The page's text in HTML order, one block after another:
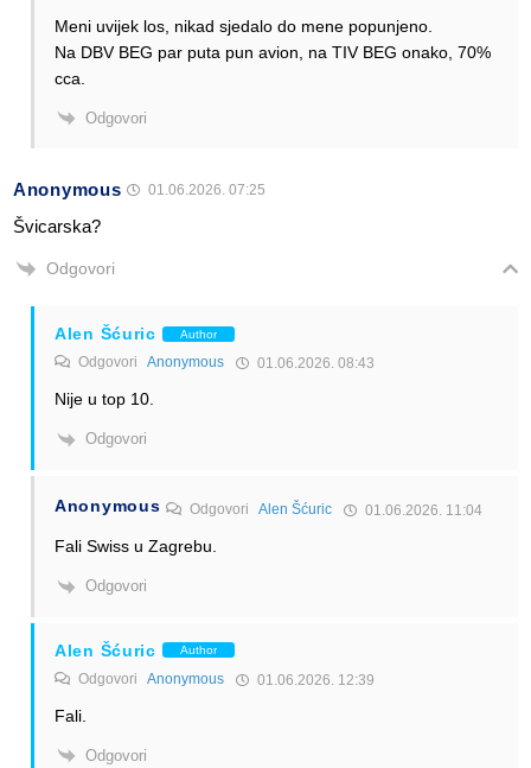
Meni uvijek los, nikad sjedalo do mene popunjeno.
Na DBV BEG par puta pun avion, na TIV BEG onako, 70%
cca.
Odgovori
Anonymous 01.06.2026. 07:25
Švicarska?
Odgovori
Alen Šćuric Author
Odgovori Anonymous 01.06.2026. 08:43
Nije u top 10.
Odgovori
Anonymous OdgovoriAlen Šćuric 01.06.2026. 11:04
Fali Swiss u Zagrebu.
Odgovori
Alen Šćuric Author
Odgovori Anonymous 01.06.2026. 12:39
Fali.
Odgovori